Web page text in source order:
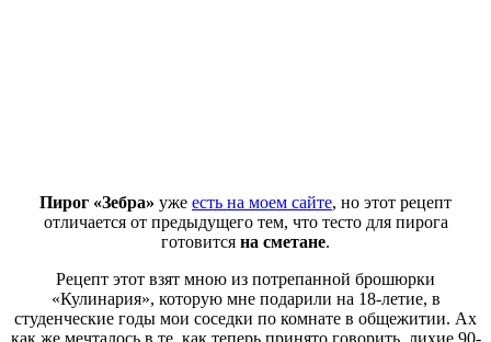
Пирог «Зебра» уже есть на моем сайте, но этот рецепт
отличается от предыдущего тем, что тесто для пирога
готовится на сметане.
Рецепт этот взят мною из потрепанной брошюрки
«Кулинария», которую мне подарили на 18-летие, в
студенческие годы мои соседки по комнате в общежитии. Ах
как же мечталось в те, как теперь принято говорить, лихие 90-